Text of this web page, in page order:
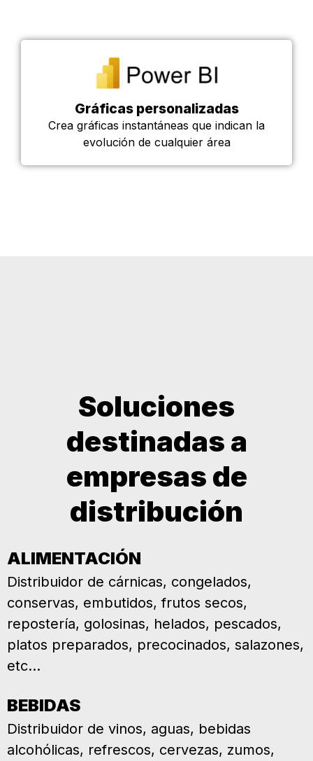
Gráficas personalizadas
Crea gráficas instantáneas que indican la
evolución de cualquier área
Soluciones
destinadas a
empresas de
distribución
ALIMENTACIÓN
Distribuidor de cárnicas, congelados,
conservas, embutidos, frutos secos,
repostería, golosinas, helados, pescados,
platos preparados, precocinados, salazones,
etc...
BEBIDAS
Distribuidor de vinos, aguas, bebidas
alcohólicas, refrescos, cervezas, zumos,